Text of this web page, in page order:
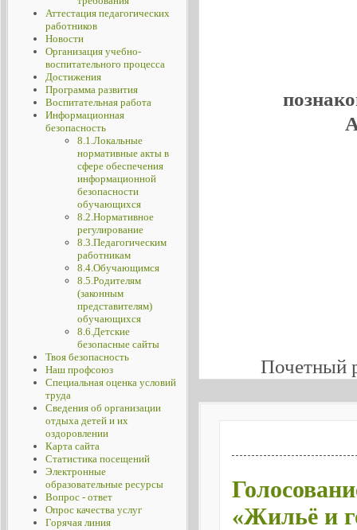
Аттестация педагогических
работников
Новости
Организация учебно-
воспитательного процесса
Достижения
Программа развития
Воспитательная работа
Информационная
безопасность
8.1.Локальные
нормативные акты в
сфере обеспечения
информационной
безопасности
обучающихся
8.2.Нормативное
регулирование
8.3.Педагогическим
работникам
8.4.Обучающимся
8.5.Родителям
(законным
представителям)
обучающихся
8.6.Детские
безопасные сайты
Твоя безопасность
Наш профсоюз
Специальная оценка условий
труда
Сведения об организации
отдыха детей и их
оздоровлении
Карта сайта
Статистика посещений
Электронные
образовательные ресурсы
Вопрос - ответ
Опрос качества услуг
Горячая линия
Почетный
«Жильё и